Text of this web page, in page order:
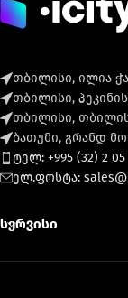
თბილისი, ილია
თბილისი,
თბილისი,
ბათუმი, გრანდ
ტელ: +995 (32) 2 05
ელ.ფოსტა:
სერვისი